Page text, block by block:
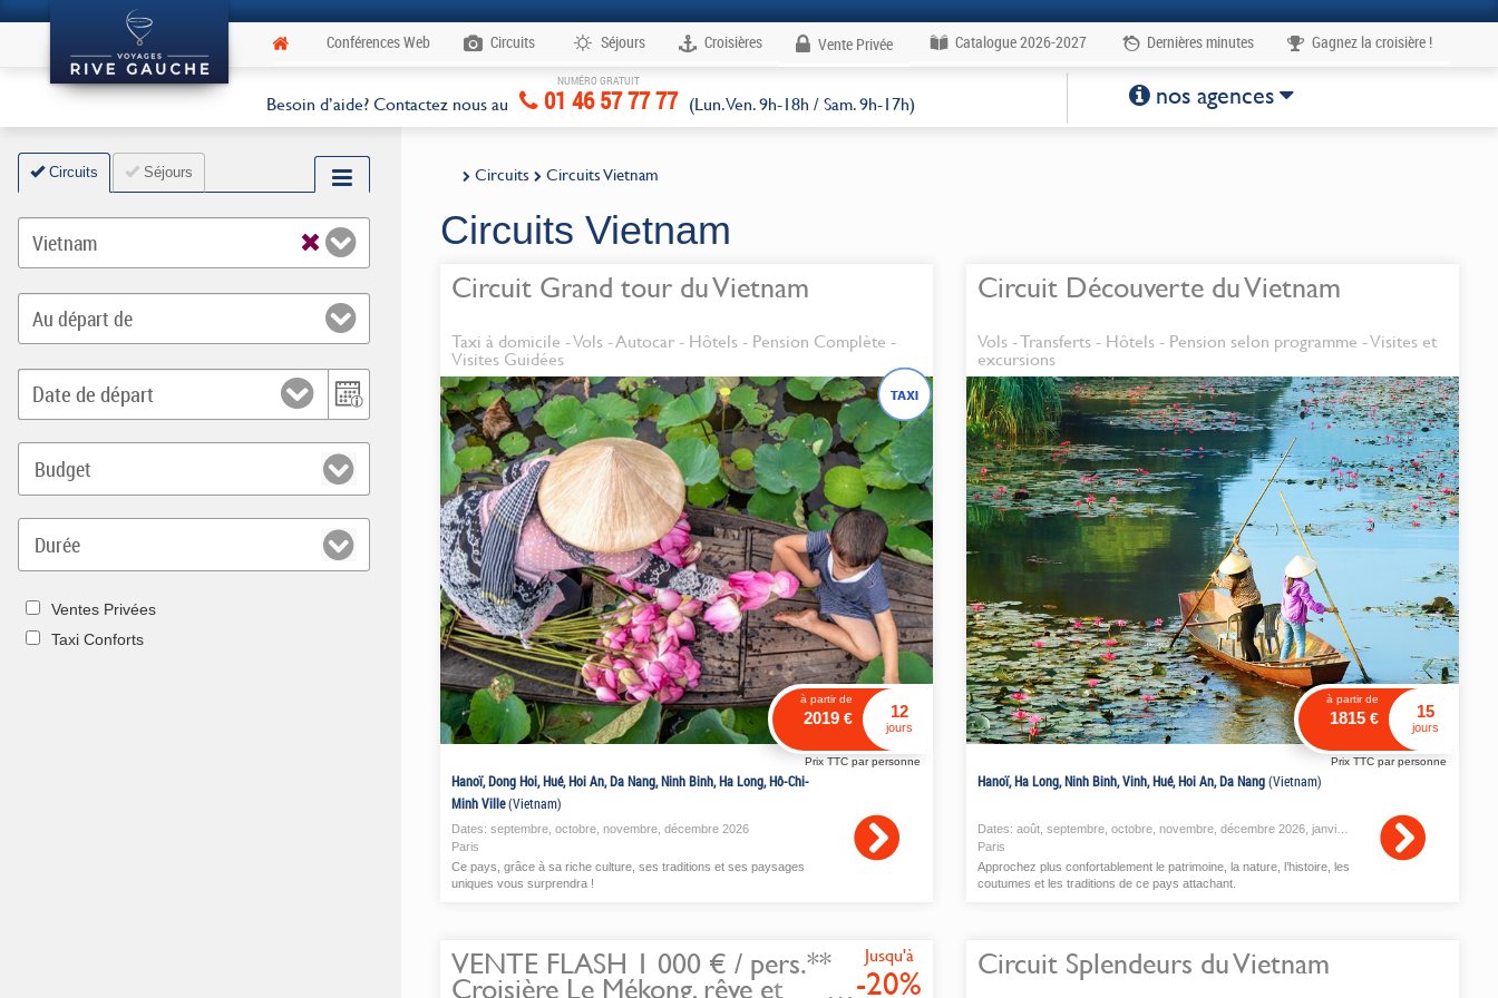
Circuits Circuits Vietnam
Circuits Vietnam
Circuit Grand tour du Vietnam
Taxi à domicile - Vols - Autocar - Hôtels - Pension Complète -
Visites Guidées
à partir de
2019€ 12
jours
Prix TTC par personne
Hanoï, Dong Hoi, Hué, Hoi An, Da Nang, Ninh Binh, Ha Long, Hô-Chi-
Minh Ville(Vietnam)
Dates: septembre octobre novembre décembre 2026
Paris
Ce pays, grâce à sa riche culture, ses traditions et ses paysages
uniques vous surprendra !
Circuit Découverte du Vietnam
Vols - Transferts - Hôtels - Pension selon programme - Visites et
excursions
à partir de
1815€ 15
jours
Prix TTC par personne
Hanoï, Ha Long, Ninh Binh, Vinh, Hué, Hoi An, Da Nang(Vietnam)
Dates: août septembre octobre novembre décembre 2026, janvier février
2027
Paris
Approchez plus confortablement le patrimoine, la nature, l’histoire, les
coutumes et les traditions de ce pays attachant.
Jusqu'à
-20%
VENTE FLASH 1 000 € / pers.**
Croisière Le Mékong, rêve et
Circuit Splendeurs du Vietnam
Circuits Séjours
Vietnam 3
Au départ de 3
Date de départ 3 Q
Ventes Privées
Taxi Conforts
Conférences Web Circuits Séjours Croisières Vente Privée Catalogue 2026-2027 Dernières minutes
Gagnez la croisière !
1
Besoin d’aide? Contactez nous au
NUMÉRO GRATUIT
01 46 57 77 77 (Lun. Ven. 9h-18h / Sam. 9h-17h) nos agences